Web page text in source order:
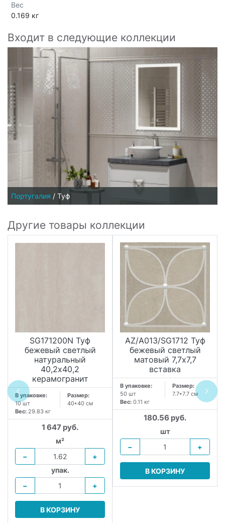
Вес
0.169 кг
Входит в следующие коллекции
Португалия / Туф
Другие товары коллекции
SG171200N Туф
бежевый светлый
натуральный
40,2x40,2
керамогранит
В упаковке:
10 шт
Размер:
40*40 см
Вес: 29.83 кг
1 647 руб.
м²
−
+
упак.
−
+
В КОРЗИНУ
AZ/A013/SG1712 Туф
бежевый светлый
матовый 7,7х7,7
вставка
В упаковке:
50 шт
Размер:
7.7*7.7 см
Вес: 0.11 кг
180.56 руб.
шт
−
+
В КОРЗИНУ